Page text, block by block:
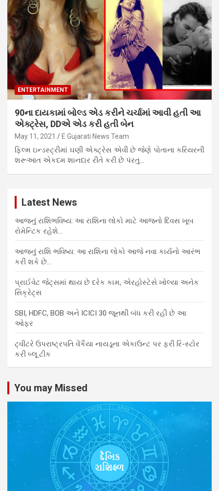
ENTERTAINMENT
90ના દાયકામાં બોલ્ડ એડ કરીને ચર્ચામાં આવી હતી આ
એક્ટ્રેસ, DDએ એડ કરી હતી બેન
May 11, 2021 E Gujarati News Team
ફિલ્મ ઇન્ડસ્ટ્રીમાં ઘણી એક્ટ્રેસ એવી છે જેણે પોતાના કરિયરની
શરૂઆત એકદમ શાનદાર રીતે કરી છે પંરતુ…
Latest News
આજનું રાશિભવિષ્ય: આ રાશિના લોકો માટે આજનો દિવસ ખૂબ
રોમેન્ટિક રહેશે…
આજનું રાશિ ભવિષ્ય: આ રાશિના લોકો આજે નવા કાર્યનો આરંભ
કરી શકે છે…
પ્રાઈવેટ જેટ્સમાં થાય છે દરેક કામ, એરહોસ્ટેસે ખોલ્યા અનેક
સિક્રેટ્સ
SBI, HDFC, BOB અને ICICI 30 જૂનથી બંધ કરી રહી છે આ
ઓફર
ટ્વીટરે ઉપરાષ્ટ્રપતિ વેંકૈયા નાયડૂના એકાઉન્ટ પર ફરી રિ-સ્ટોર
કરી બ્લૂ ટીક
You may Missed